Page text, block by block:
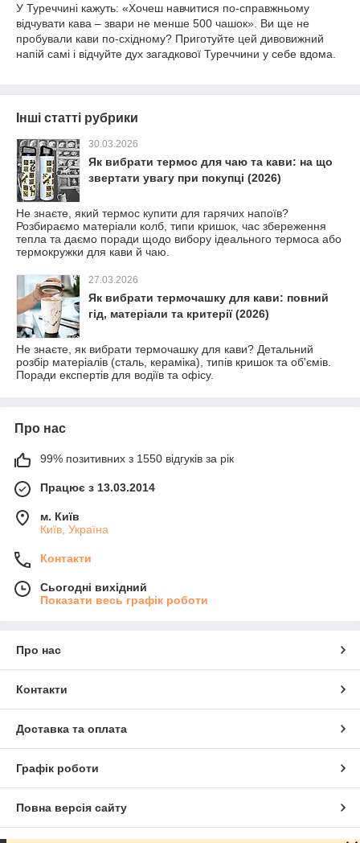
У Туреччині кажуть: «Хочеш навчитися по-справжньому
відчувати кава – звари не менше 500 чашок». Ви ще не
пробували кави по-східному? Приготуйте цей дивовижний
напій самі і відчуйте дух загадкової Туреччини у себе вдома.
Інші статті рубрики
30.03.2026
Як вибрати термос для чаю та кави: на що
звертати увагу при покупці (2026)
Не знаєте, який термос купити для гарячих напоїв?
Розбираємо матеріали колб, типи кришок, час збереження
тепла та даємо поради щодо вибору ідеального термоса або
термокружки для кави й чаю.
27.03.2026
Як вибрати термочашку для кави: повний
гід, матеріали та критерії (2026)
Не знаєте, як вибрати термочашку для кави? Детальний
розбір матеріалів (сталь, кераміка), типів кришок та об'ємів.
Поради експертів для водіїв та офісу.
Про нас
99% позитивних з 1550 відгуків за рік
Працює з 13.03.2014
м. Київ
Київ, Україна
Контакти
Сьогодні вихідний
Показати весь графік роботи
Про нас
Контакти
Доставка та оплата
Графік роботи
Повна версія сайту